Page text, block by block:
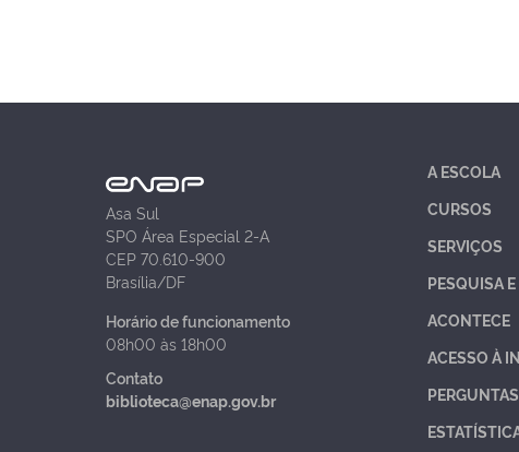
Asa Sul
SPO Área Especial 2-A
CEP 70.610-900
Brasília/DF
Horário de funcionamento
08h00 às 18h00
Contato
biblioteca@enap.gov.br
A ESCOLA
CURSOS
SERVIÇOS
PESQUISA
ACONTECE
ACESSO À